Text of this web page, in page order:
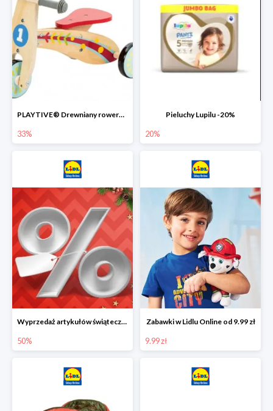
PLAYTIVE® Drewniany rowerek biegowy -33%
33%
Pieluchy Lupilu -20%
20%
Wyprzedaż artykułów świątecznych w Lidlu Online
50%
Zabawki w Lidlu Online od 9.99 zł
9.99 zł